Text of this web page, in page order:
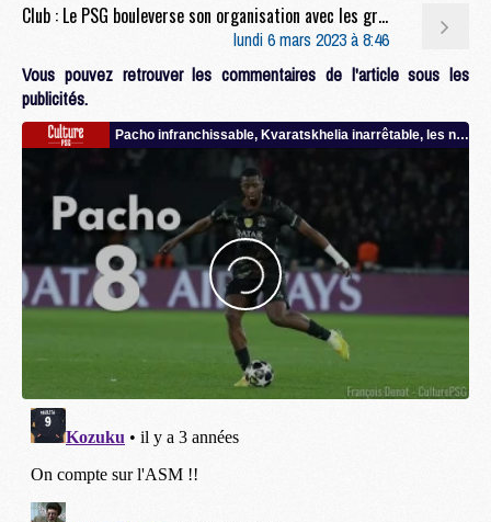
Club : Le PSG bouleverse son organisation avec les grèves
lundi 6 mars 2023 à 8:46
Vous pouvez retrouver les commentaires de l'article sous les
publicités.